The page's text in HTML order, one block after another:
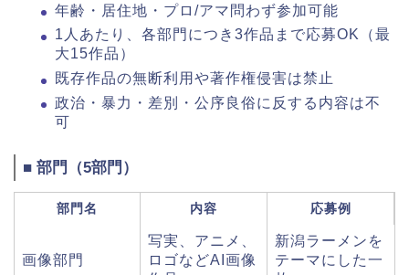
年齢・居住地・プロ/アマ問わず参加可能
1人あたり、各部門につき3作品まで応募OK（最
大15作品）
既存作品の無断利用や著作権侵害は禁止
政治・暴力・差別・公序良俗に反する内容は不
可
■ 部門（5部門）
部門名 内容 応募例
画像部門
写実、アニメ、
ロゴなどAI画像
新潟ラーメンを
テーマにした一